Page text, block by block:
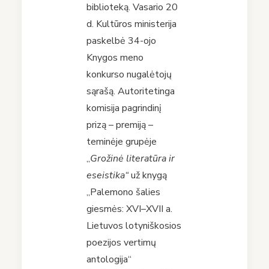
biblioteką. Vasario 20
d. Kultūros ministerija
paskelbė 34-ojo
Knygos meno
konkurso nugalėtojų
sąrašą. Autoritetinga
komisija pagrindinį
prizą – premiją –
teminėje grupėje
„Grožinė literatūra ir
eseistika“už knygą
„Palemono šalies
giesmės: XVI–XVII a.
Lietuvos lotyniškosios
poezijos vertimų
antologija“